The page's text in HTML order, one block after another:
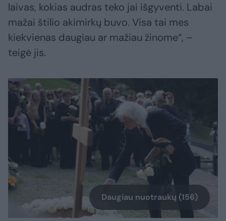
laivas, kokias audras teko jai išgyventi. Labai
mažai štilio akimirkų buvo. Visa tai mes
kiekvienas daugiau ar mažiau žinome“, –
teigė jis.
Daugiau nuotraukų (156)